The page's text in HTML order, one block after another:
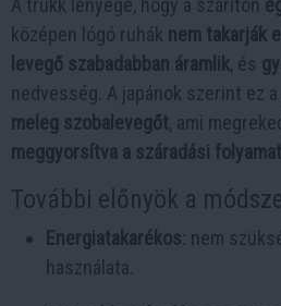
A trükk lényege, hogy a szárítón
középen lógó ruhák nem takarják
levegő szabadabban áramlik, és
nedvesség. A japánok szerint ez a
meleg szobalevegőt, ami
meggyorsítva a száradási
További előnyök a
Energiatakarékos : nem
használata.